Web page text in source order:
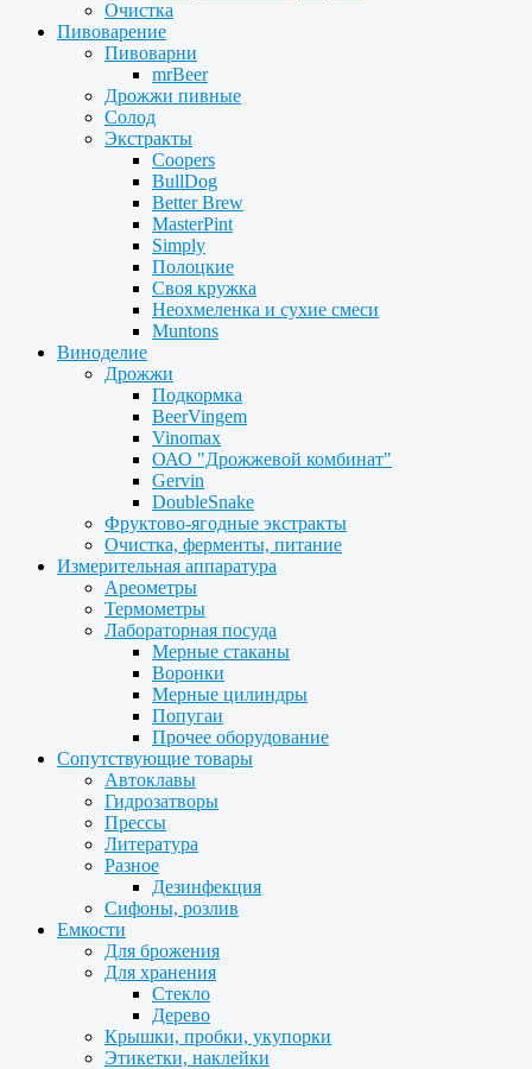
Очистка
Пивоварение
Пивоварни
mrBeer
Дрожжи пивные
Солод
Экстракты
Coopers
BullDog
Better Brew
MasterPint
Simply
Полоцкие
Своя кружка
Неохмеленка и сухие смеси
Muntons
Виноделие
Дрожжи
Подкормка
BeerVingem
Vinomax
ОАО "Дрожжевой комбинат"
Gervin
DoubleSnake
Фруктово-ягодные экстракты
Очистка, ферменты, питание
Измерительная аппаратура
Ареометры
Термометры
Лабораторная посуда
Мерные стаканы
Воронки
Мерные цилиндры
Попугаи
Прочее оборудование
Сопутствующие товары
Автоклавы
Гидрозатворы
Прессы
Литература
Разное
Дезинфекция
Сифоны, розлив
Емкости
Для брожения
Для хранения
Стекло
Дерево
Крышки, пробки, укупорки
Этикетки, наклейки